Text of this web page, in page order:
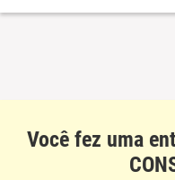
Você fez uma